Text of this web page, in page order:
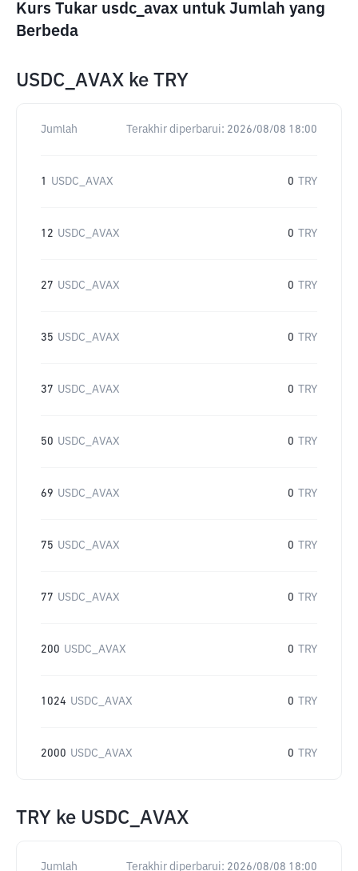
Kurs Tukar usdc_avax untuk Jumlah yang
Berbeda
USDC_AVAX ke TRY
Jumlah Terakhir diperbarui: 2026/08/08 18:00
1 USDC_AVAX 0 TRY
12 USDC_AVAX 0 TRY
27 USDC_AVAX 0 TRY
35 USDC_AVAX 0 TRY
37 USDC_AVAX 0 TRY
50 USDC_AVAX 0 TRY
69 USDC_AVAX 0 TRY
75 USDC_AVAX 0 TRY
77 USDC_AVAX 0 TRY
200 USDC_AVAX 0 TRY
1024 USDC_AVAX 0 TRY
2000 USDC_AVAX 0 TRY
TRY ke USDC_AVAX
Jumlah Terakhir diperbarui: 2026/08/08 18:00